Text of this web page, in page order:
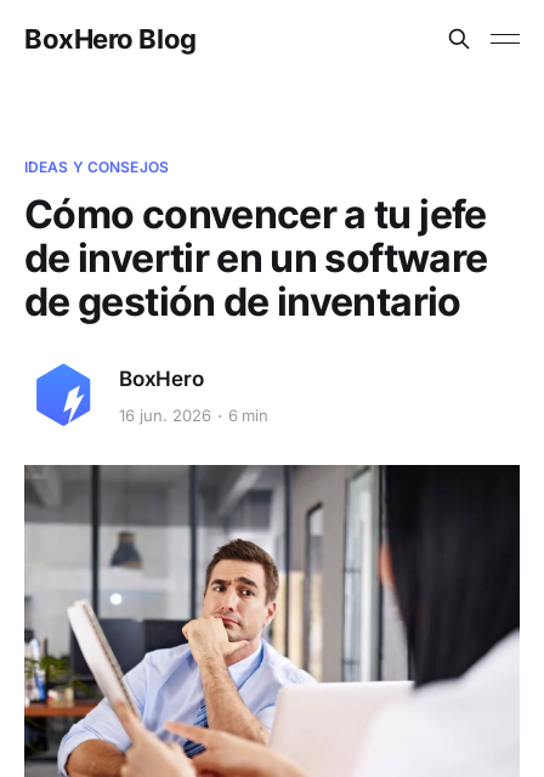
BoxHero Blog
IDEAS Y CONSEJOS
Cómo convencer a tu jefe
de invertir en un software
de gestión de inventario
BoxHero
16 jun. 2026 6 min